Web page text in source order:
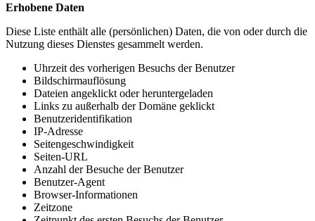
Erhobene Daten
Diese Liste enthält alle (persönlichen) Daten, die von oder durch die
Nutzung dieses Dienstes gesammelt werden.
Uhrzeit des vorherigen Besuchs der Benutzer
Bildschirmauflösung
Dateien angeklickt oder heruntergeladen
Links zu außerhalb der Domäne geklickt
Benutzeridentifikation
IP-Adresse
Seitengeschwindigkeit
Seiten-URL
Anzahl der Besuche der Benutzer
Benutzer-Agent
Browser-Informationen
Zeitzone